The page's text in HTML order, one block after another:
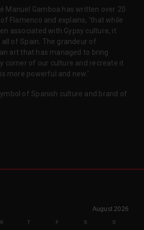
Manuel Gamboa has written over 20
Flamenco and explains, 'that while
associated with Gypsy culture, it
of Spain. The grandeur of
art that has managed to bring
corner of our culture and recreate it
more powerful and new.'
of Spanish culture and brand of
August 2026
T F S S